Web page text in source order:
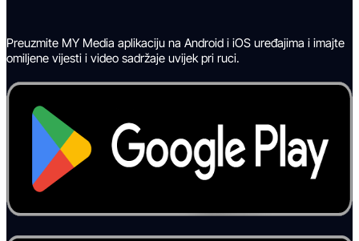
Preuzmite MY Media aplikaciju na Android i iOS uređajima i imajte
omiljene vijesti i video sadržaje uvijek pri ruci.